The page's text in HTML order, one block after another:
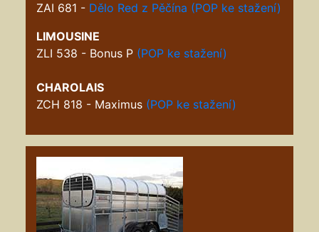
ZAI 681 - Dělo Red z Pěčína (POP ke stažení)
LIMOUSINE
ZLI 538 - Bonus P (POP ke stažení)
CHAROLAIS
ZCH 818 - Maximus (POP ke stažení)